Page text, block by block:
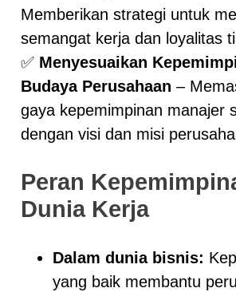
Memberikan strategi untuk
semangat kerja dan loyalitas
✅ Menyesuaikan
Budaya Perusahaan –
gaya kepemimpinan manajer
dengan visi dan misi
Peran
Dunia Kerja
Dalam dunia bisnis:
yang baik membantu